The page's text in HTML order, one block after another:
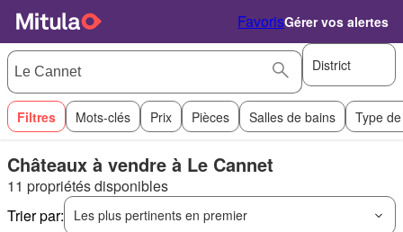
FavorisGérer vos alertes
District
Filtres Mots-clés Prix Pièces Salles de bains Type
Châteaux à vendre à Le Cannet
11 propriétés disponibles
Trier par:
Les plus pertinents en premier